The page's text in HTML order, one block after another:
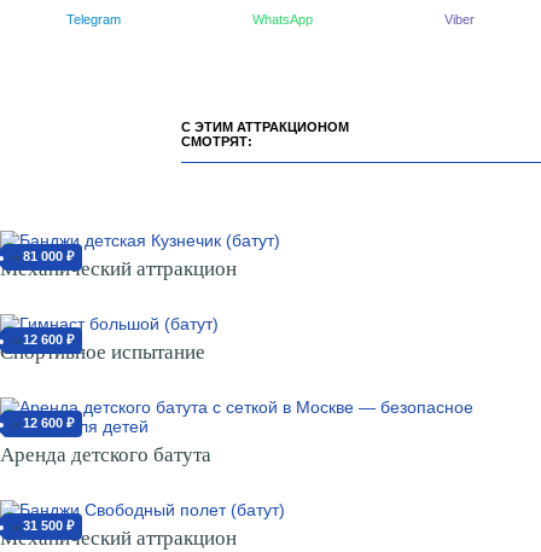
Telegram
WhatsApp Viber
С ЭТИМ АТТРАКЦИОНОМ
СМОТРЯТ:
от 81 000 ₽
Механический аттракцион
от 12 600 ₽
Спортивное испытание
от 12 600 ₽
Аренда детского батута
от 31 500 ₽
Механический аттракцион